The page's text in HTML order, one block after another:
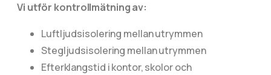
Vi utför kontrollmätning av:
Luftljudsisolering mellan utrymmen
Stegljudsisolering mellan utrymmen
Efterklangstid i kontor, skolor och